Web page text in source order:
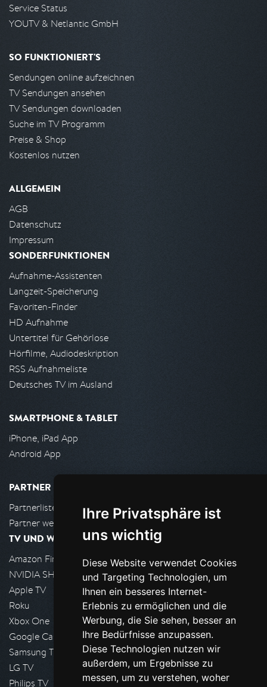
Ihre Privatsphäre ist
uns wichtig
Diese Website verwendet Cookies
und Targeting Technologien, um
Ihnen ein besseres Internet-
Erlebnis zu ermöglichen und die
Werbung, die Sie sehen, besser an
Ihre Bedürfnisse anzupassen.
Diese Technologien nutzen wir
außerdem, um Ergebnisse zu
messen, um zu verstehen, woher
Service Status
YOUTV & Netlantic GmbH
SO FUNKTIONIERT'S
Sendungen online aufzeichnen
TV Sendungen ansehen
TV Sendungen downloaden
Suche im TV Programm
Preise & Shop
Kostenlos nutzen
ALLGEMEIN
AGB
Datenschutz
Impressum
SONDERFUNKTIONEN
Aufnahme-Assistenten
Langzeit-Speicherung
Favoriten-Finder
HD Aufnahme
Untertitel für Gehörlose
Hörfilme, Audiodeskription
RSS Aufnahmeliste
Deutsches TV im Ausland
SMARTPHONE & TABLET
iPhone, iPad App
Android App
PARTNER
Partnerliste
Partner werden
TV UND WOHNZIMMER
Amazon FireTV
NVIDIA SHIELD, Google TV
Apple TV
Roku
Xbox One
Google Cast
Samsung TV
LG TV
Philips TV